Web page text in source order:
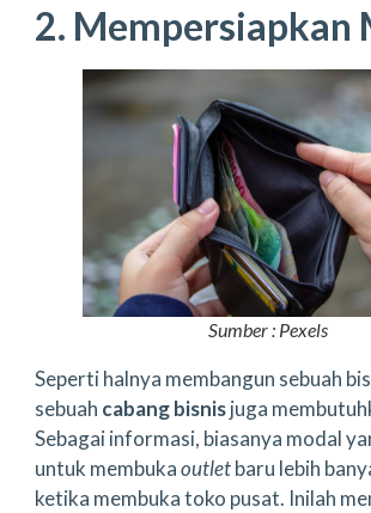
2. Mempersiapkan
Sumber : Pexels
Seperti halnya membangun sebuah
sebuah cabang bisnisjuga
Sebagai informasi, biasanya modal
untuk membukaoutletbaru lebih
ketika membuka toko pusat. Inilah